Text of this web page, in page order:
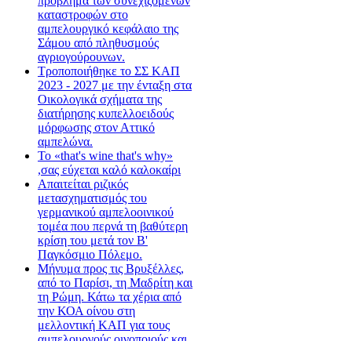
καταστροφών στο
αμπελουργικό κεφάλαιο της
Σάμου από πληθυσμούς
αγριογούρουνων.
Τροποποιήθηκε το ΣΣ ΚΑΠ
2023 - 2027 με την ένταξη στα
Οικολογικά σχήματα της
διατήρησης κυπελλοειδούς
μόρφωσης στον Αττικό
αμπελώνα.
Το «that's wine that's why»
,σας εύχεται καλό καλοκαίρι
Απαιτείται ριζικός
μετασχηματισμός του
γερμανικού αμπελοοινικού
τομέα που περνά τη βαθύτερη
κρίση του μετά τον Β'
Παγκόσμιο Πόλεμο.
Μήνυμα προς τις Βρυξέλλες,
από το Παρίσι, τη Μαδρίτη και
τη Ρώμη. Κάτω τα χέρια από
την ΚΟΑ οίνου στη
μελλοντική ΚΑΠ για τους